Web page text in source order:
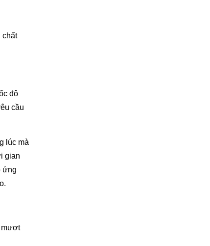
chất
độ
cầu
lúc mà
gian
ứng
mượt